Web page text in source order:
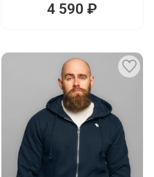
4 590 ₽